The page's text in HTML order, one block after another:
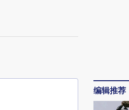
编辑推荐